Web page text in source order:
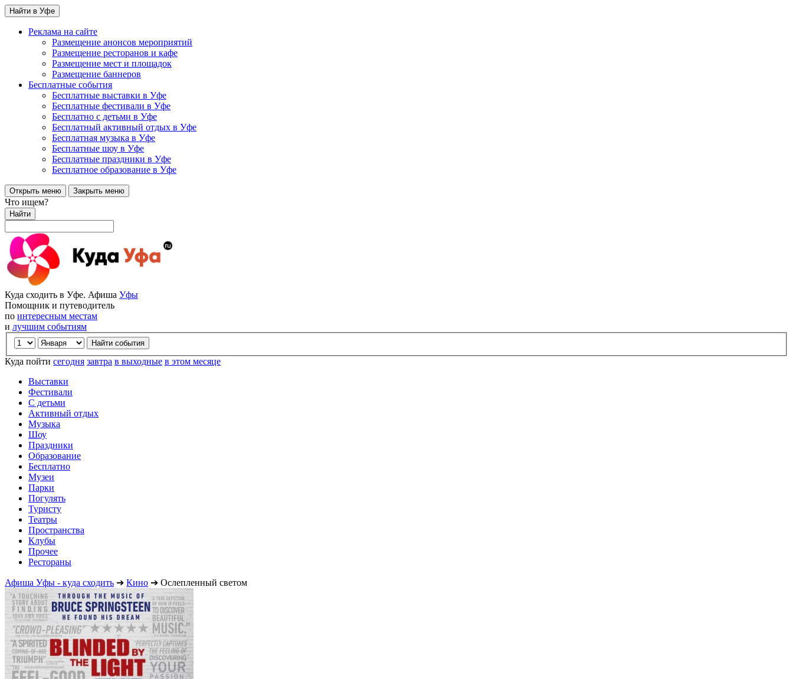
Найти в Уфе
Реклама на сайте
Размещение анонсов мероприятий
Размещение ресторанов и кафе
Размещение мест и площадок
Размещение баннеров
Бесплатные события
Бесплатные выставки в Уфе
Бесплатные фестивали в Уфе
Бесплатно с детьми в Уфе
Бесплатный активный отдых в Уфе
Бесплатная музыка в Уфе
Бесплатные шоу в Уфе
Бесплатные праздники в Уфе
Бесплатное образование в Уфе
Открыть меню Закрыть меню
Что ищем?
Найти
Куда сходить в Уфе. Афиша Уфы
Помощник и путеводитель
по интересным местам
и лучшим событиям
Куда пойти сегодня завтра в выходные в этом месяце
Выставки
Фестивали
С детьми
Активный отдых
Музыка
Шоу
Праздники
Образование
Бесплатно
Музеи
Парки
Погулять
Туристу
Театры
Пространства
Клубы
Прочее
Рестораны
Афиша Уфы - куда сходить ➔ Кино ➔ Ослепленный светом